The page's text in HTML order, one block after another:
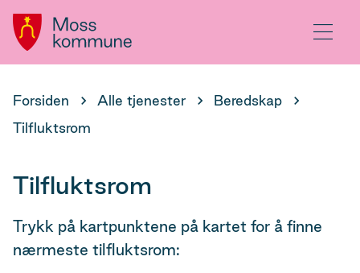
Hovedportal Meny
Du
her:
Forsiden Alle tjenester
Beredskap
Tilfluktsrom
Tilfluktsrom
Trykk på kartpunktene på kartet for å finne
nærmeste tilfluktsrom: